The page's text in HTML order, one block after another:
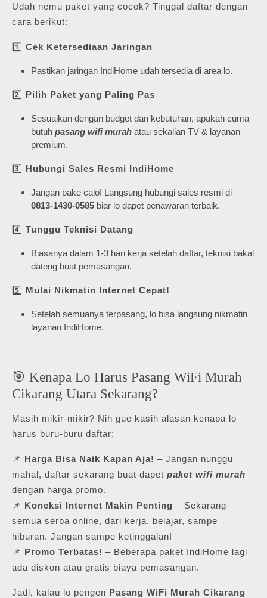
Udah nemu paket yang cocok? Tinggal daftar dengan
cara berikut:
1️⃣ Cek Ketersediaan Jaringan
Pastikan jaringan IndiHome udah tersedia di area lo.
2️⃣ Pilih Paket yang Paling Pas
Sesuaikan dengan budget dan kebutuhan, apakah cuma
butuh pasang wifi murah atau sekalian TV & layanan
premium.
3️⃣ Hubungi Sales Resmi IndiHome
Jangan pake calo! Langsung hubungi sales resmi di
0813-1430-0585 biar lo dapet penawaran terbaik.
4️⃣ Tunggu Teknisi Datang
Biasanya dalam 1-3 hari kerja setelah daftar, teknisi bakal
dateng buat pemasangan.
5️⃣ Mulai Nikmatin Internet Cepat!
Setelah semuanya terpasang, lo bisa langsung nikmatin
layanan IndiHome.
🎯 Kenapa Lo Harus Pasang WiFi Murah
Cikarang Utara Sekarang?
Masih mikir-mikir? Nih gue kasih alasan kenapa lo
harus buru-buru daftar:
📌 Harga Bisa Naik Kapan Aja! – Jangan nunggu
mahal, daftar sekarang buat dapet paket wifi murah
dengan harga promo.
📌 Koneksi Internet Makin Penting – Sekarang
semua serba online, dari kerja, belajar, sampe
hiburan. Jangan sampe ketinggalan!
📌 Promo Terbatas! – Beberapa paket IndiHome lagi
ada diskon atau gratis biaya pemasangan.
Jadi, kalau lo pengen Pasang WiFi Murah Cikarang